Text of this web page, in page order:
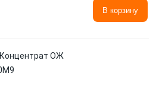
В корзину
Концентрат ОЖ